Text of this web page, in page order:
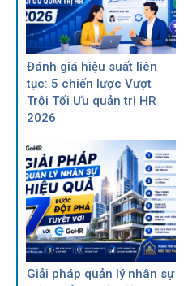
Đánh giá hiệu suất liên
tục: 5 chiến lược Vượt
Trội Tối Ưu quản trị HR
2026
Giải pháp quản lý nhân sự